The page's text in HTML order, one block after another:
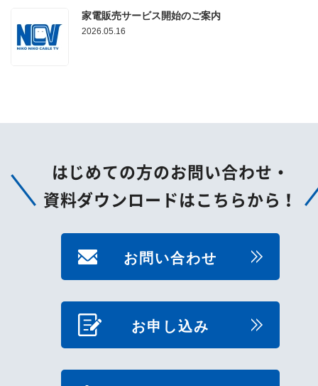
家電販売サービス開始のご案内
2026.05.16
はじめての方のお問い合わせ・
資料ダウンロードはこちらから！
お問い合わせ
お申し込み